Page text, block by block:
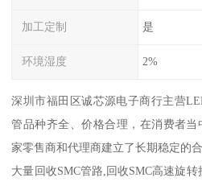
加工定制 是
环境湿度 2%
深圳市福田区诚芯源电子商行主营
管品种齐全、价格合理，在消费者
家零售商和代理商建立了长期稳定的合
大量回收SMC管路,回收SMC高速旋